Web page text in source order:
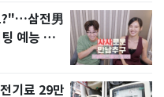
?"…삼전男
예능 화
기료 29만